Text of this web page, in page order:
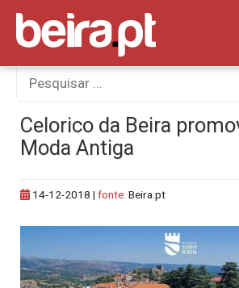
Skip
content
Procurar
por:
Celorico da Beira
Moda Antiga
14-12-2018 | fonte: Beira.pt